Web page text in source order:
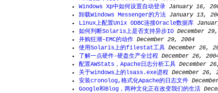
Windows Xp中如何设置自动登录 January 16,
卸载Windows Messenger的方法 January 13,
Linux上配置Unix ODBC连接Oracle数据库
如何判断Solaris上是否支持异步IO December
并购狂潮-EMC的动作 December 29, 2004
使用Solaris上的filestat工具 December 26,
了解一点硬件-硬盘生产全过程 December 26,
配置AWStats，Apache日志分析工具 December
关于windows上的lsass.exe进程 December 26,
安装cronolog,格式化Apache的日志文件
Google和Blog，两种文化正在改变我们的生活